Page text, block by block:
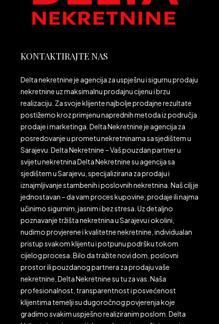
KONTAKTIRAJTE NAS
Delta nekretnine je agencija za uspješnu i sigurnu prodaju
nekretnine uz maksimalnu prodajnu cijenu i brzu
realizaciju. Za svoje klijente najbolje prodajne rezultate
postižemo kroz primjenu naprednih metoda iz područja
prodaje i marketinga. Delta Nekretnine je agencija za
posredovanje u prometu nekretninama sa sjedištem u
Sarajevu. Delta Nekretnine – Vaš pouzdan partner u
svijetu nekretnina Delta Nekretnine su agencija sa
sjedištem u Sarajevu, specijalizirana za prodaju i
iznajmljivanje stambenih i poslovnih nekretnina. Naš cilj je
jednostavan – da vam proces kupovine, prodaje ili najma
učinimo sigurnim, jasnim i bez stresa. Uz detaljno
poznavanje tržišta nekretnina u Sarajevu i okolini,
nudimo provjerene i kvalitetne nekretnine, individualan
pristup svakom klijentu i potpunu podršku tokom
cijelog procesa. Bilo da tražite novi dom, poslovni
prostor ili pouzdanog partnera za prodaju vaše
nekretnine, Delta Nekretnine su tu za vas. Naša
profesionalnost, transparentnost i posvećenost
klijentima temelji su dugoročnog povjerenja koje
gradimo svakim uspješno realiziranim poslom. Delta